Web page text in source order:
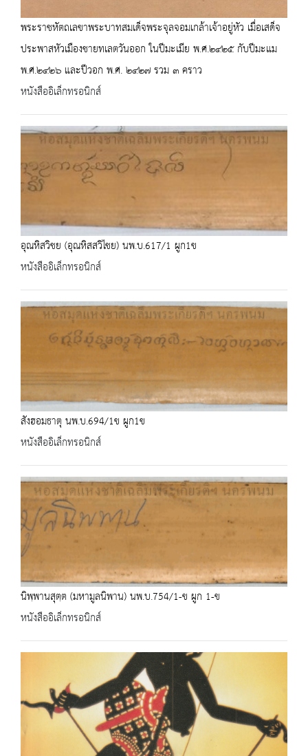
พระราชหัตถเลขาพระบาทสมเด็จพระจุลจอมเกล้าเจ้าอยู่หัว เมื่อเสด็จ
ประพาสหัวเมืองชายทเลตวันออก ในปีมะเมีย พ.ศ.๒๔๒๕ กับปีมะแม
พ.ศ.๒๔๒๖ และปีวอก พ.ศ. ๒๔๒๗ รวม ๓ คราว
หนังสืออิเล็กทรอนิกส์
อุณหิสวิชย (อุณหิสสวิไชย) นพ.บ.617/1 ผูก1ข
หนังสืออิเล็กทรอนิกส์
สังฮอมธาตุ นพ.บ.694/1ข ผูก1ข
หนังสืออิเล็กทรอนิกส์
นิพฺพานสุตฺต (มหามูลนิพาน) นพ.บ.754/1-ข ผูก 1-ข
หนังสืออิเล็กทรอนิกส์